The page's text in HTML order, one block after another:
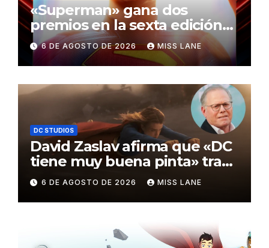
«Superman» gana dos
premios en la sexta edición
de los Critics Choice Super
Awards
6 DE AGOSTO DE 2026 MISS LANE
DC STUDIOS
David Zaslav afirma que «DC
tiene muy buena pinta» tras
el fracaso de «Supergirl»
6 DE AGOSTO DE 2026 MISS LANE